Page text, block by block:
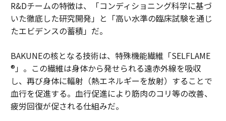
R&Dチームの特徴は、「コンディショニング科学に基づ
いた徹底した研究開発」と「高い水準の臨床試験を通じ
たエビデンスの蓄積」だ。
BAKUNEの核となる技術は、特殊機能繊維「SELFLAME
®」。この繊維は身体から発せられる遠赤外線を吸収
し、再び身体に輻射（熱エネルギーを放射）することで
血行を促進する。血行促進により筋肉のコリ等の改善、
疲労回復が促される仕組みだ。